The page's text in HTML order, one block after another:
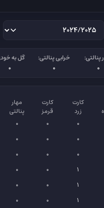
پنالتی:
0
خرابی پنالتی:
0
گل به
0
کارت
زرد
کارت
قرمز
مهار
پنالتی
0
0
0
0
0
0
0
0
0
1
0
0
1
0
0
1
0
0